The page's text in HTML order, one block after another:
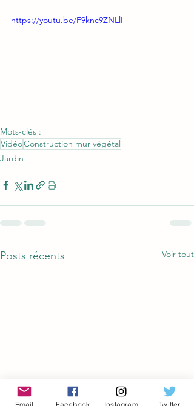
https://youtu.be/F9knc9ZNLlI
Mots-clés :
VidéoConstruction mur végétal
Jardin
Posts récents Voir tout
Email Facebook Instagram Twitter